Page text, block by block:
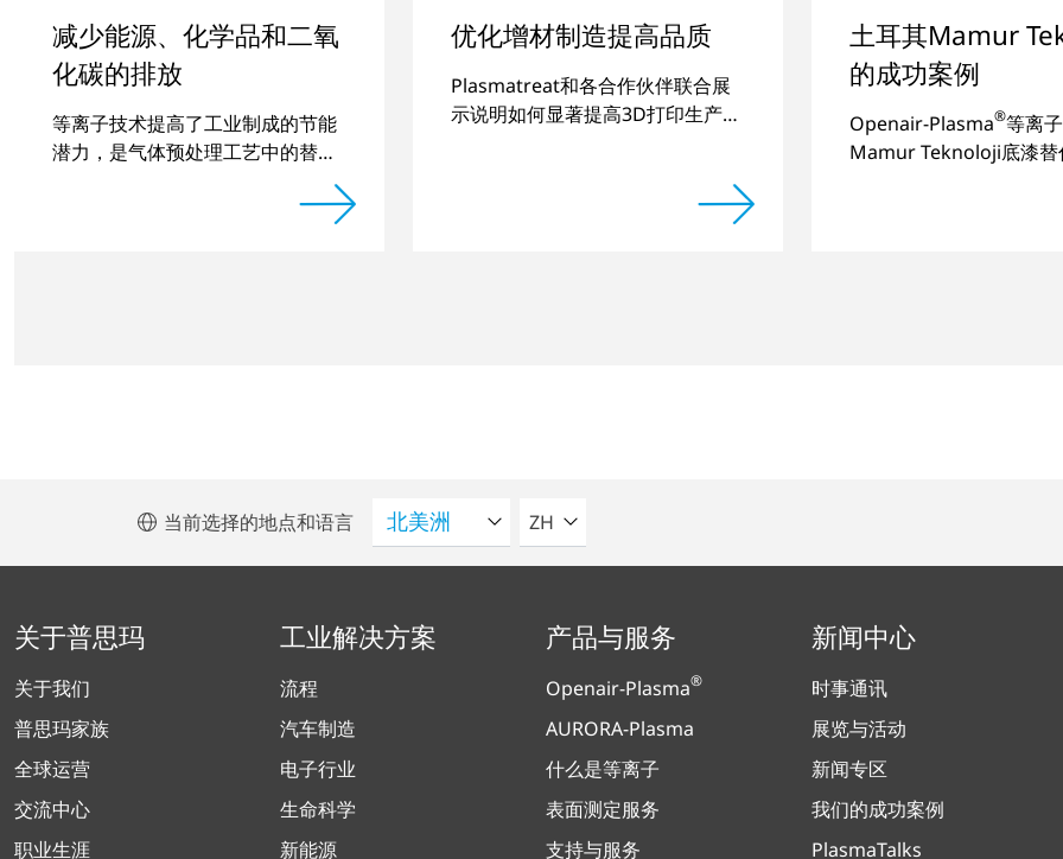
减少能源、化学品和二氧
化碳的排放
等离子技术提高了工业制成的节能
潜力，是气体预处理工艺中的替代
优化增材制造提高品质
Plasmatreat和各合作伙伴联合展
示说明如何显著提高3D打印生产部
土耳其Mamur
的成功案例
Openair-Plasma®等离
Mamur Teknoloji底漆替
当前选择的地点和语言 请选择语言
ZH
关于普思玛
关于我们
普思玛家族
全球运营
交流中心
职业生涯
工业解决方案
流程
汽车制造
电子行业
生命科学
新能源
产品与服务
Openair-Plasma®
AURORA-Plasma
什么是等离子
表面测定服务
支持与服务
新闻中心
时事通讯
展览与活动
新闻专区
我们的成功案例
PlasmaTalks